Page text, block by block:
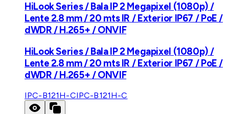
HiLook Series / Bala IP 2 Megapixel (1080p) /
Lente 2.8 mm / 20 mts IR / Exterior IP67 / PoE /
dWDR / H.265+ / ONVIF
HiLook Series / Bala IP 2 Megapixel (1080p) /
Lente 2.8 mm / 20 mts IR / Exterior IP67 / PoE /
dWDR / H.265+ / ONVIF
IPC-B121H-CIPC-B121H-C